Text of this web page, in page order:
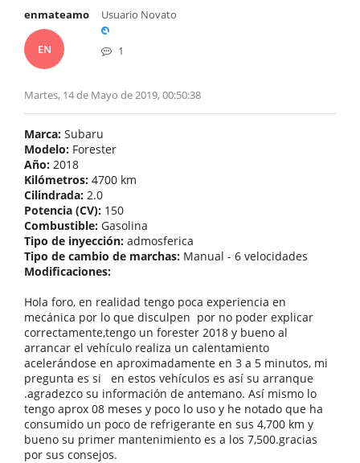
enmateamo
EN
Usuario Novato
1
Martes, 14 de Mayo de 2019, 00:50:38
Marca: Subaru
Modelo: Forester
Año: 2018
Kilómetros: 4700 km
Cilindrada: 2.0
Potencia (CV): 150
Combustible: Gasolina
Tipo de inyección: admosferica
Tipo de cambio de marchas: Manual - 6 velocidades
Modificaciones:
Hola foro, en realidad tengo poca experiencia en
mecánica por lo que disculpen por no poder explicar
correctamente,tengo un forester 2018 y bueno al
arrancar el vehículo realiza un calentamiento
acelerándose en aproximadamente en 3 a 5 minutos, mi
pregunta es si en estos vehículos es así su arranque
.agradezco su información de antemano. Así mismo lo
tengo aprox 08 meses y poco lo uso y he notado que ha
consumido un poco de refrigerante en sus 4,700 km y
bueno su primer mantenimiento es a los 7,500.gracias
por sus consejos.